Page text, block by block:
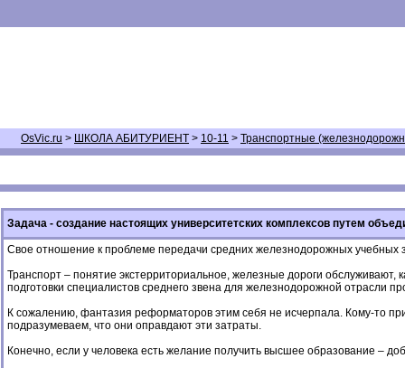
OsVic.ru > ШКОЛА АБИТУРИЕНТ > 10-11 > Транспортные
Задача - создание настоящих университетских комплексов путем
Свое отношение к проблеме передачи средних железнодорожных учебных
Транспорт – понятие экстерриториальное, железные дороги
подготовки специалистов среднего звена для железнодорожной отрасли
К сожалению, фантазия реформаторов этим себя не исчерпала. Кому-то
подразумеваем, что они оправдают эти затраты.
Конечно, если у человека есть желание получить высшее образование –